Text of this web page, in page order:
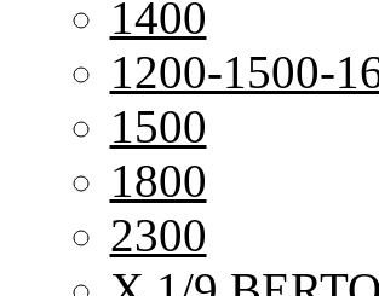
1400
1200-1500-
1500
1800
2300